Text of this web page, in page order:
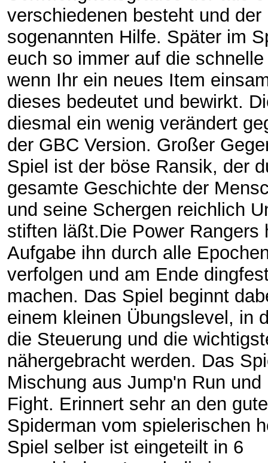
verschiedenen besteht und der
sogenannten Hilfe. Später im
euch so immer auf die
wenn Ihr ein neues Item
dieses bedeutet und bewirkt.
diesmal ein wenig verändert
der GBC Version. Großer
Spiel ist der böse Ransik, der
gesamte Geschichte der
und seine Schergen reichlich
stiften läßt.Die Power Rangers
Aufgabe ihn durch alle
verfolgen und am Ende
machen. Das Spiel beginnt
einem kleinen Übungslevel, in
die Steuerung und die
nähergebracht werden. Das
Mischung aus Jump'n Run und
Fight. Erinnert sehr an den
Spiderman vom spielerischen
Spiel selber ist eingeteilt in 6